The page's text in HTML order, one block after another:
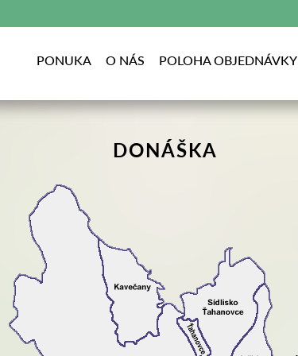
PONUKA O NÁS POLOHA OBJEDNÁVKY
DONÁŠKA